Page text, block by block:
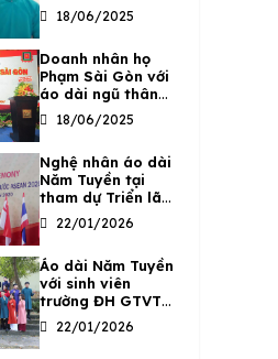
18/06/2025
Doanh nhân họ
Phạm Sài Gòn với
áo dài ngũ thân
truyền thống Năm
Tuyền
18/06/2025
Nghệ nhân áo dài
Năm Tuyền tại
tham dự Triển lãm
trang phục truyền
thống các nước
tại Hà Nội
22/01/2026
Áo dài Năm Tuyền
với sinh viên
trường ĐH GTVT
Phân hiệu TP.HCM
trong Lễ tốt
22/01/2026